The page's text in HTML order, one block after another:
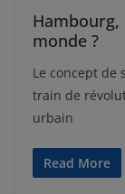
monde ?
Le concept de
train de
urbain
Read More